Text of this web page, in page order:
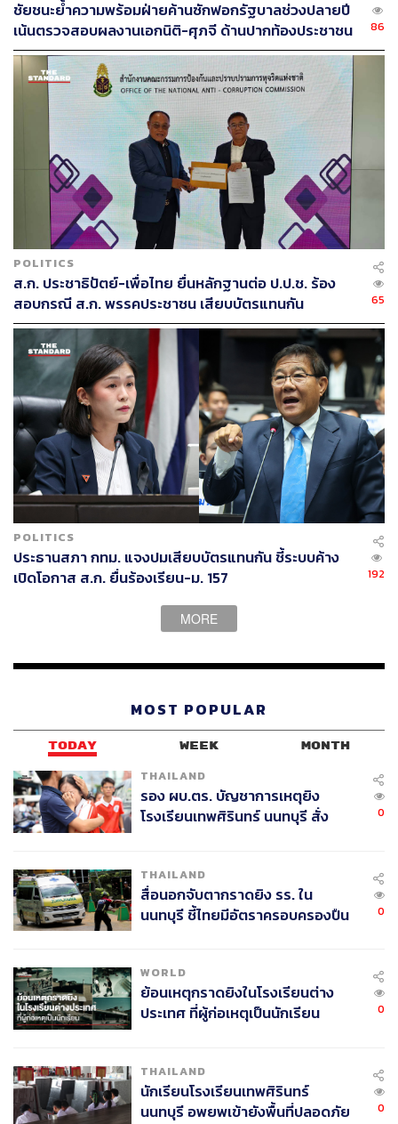
ชัยชนะย้ำความพร้อมฝ่ายค้านซักฟอกรัฐบาลช่วงปลายปี
เน้นตรวจสอบผลงานเอกนิติ-ศุภจี ด้านปากท้องประชาชน
86
POLITICS
ส.ก. ประชาธิปัตย์-เพื่อไทย ยื่นหลักฐานต่อ ป.ป.ช. ร้อง
สอบกรณี ส.ก. พรรคประชาชน เสียบบัตรแทนกัน
65
POLITICS
ประธานสภา กทม. แจงปมเสียบบัตรแทนกัน ชี้ระบบค้าง
เปิดโอกาส ส.ก. ยื่นร้องเรียน-ม. 157
192
MORE
MOST POPULAR
TODAY WEEK MONTH
THAILAND
รอง ผบ.ตร. บัญชาการเหตุยิง
โรงเรียนเทพศิรินทร์ นนทบุรี สั่ง
0
THAILAND
สื่อนอกจับตากราดยิง รร. ใน
นนทบุรี ชี้ไทยมีอัตราครอบครองปืน
0
WORLD
ย้อนเหตุกราดยิงในโรงเรียนต่าง
ประเทศ ที่ผู้ก่อเหตุเป็นนักเรียน
0
THAILAND
นักเรียนโรงเรียนเทพศิรินทร์
นนทบุรี อพยพเข้ายังพื้นที่ปลอดภัย
0